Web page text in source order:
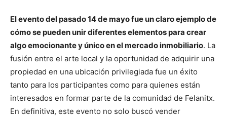
El evento del pasado 14 de mayo fue un claro ejemplo de
cómo se pueden unir diferentes elementos para crear
algo emocionante y único en el mercado inmobiliario. La
fusión entre el arte local y la oportunidad de adquirir una
propiedad en una ubicación privilegiada fue un éxito
tanto para los participantes como para quienes están
interesados en formar parte de la comunidad de Felanitx.
En definitiva, este evento no solo buscó vender